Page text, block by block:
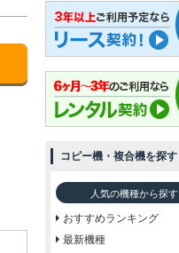
コピー機・複合機を探す
人気の機種から探す
おすすめランキング
最新機種